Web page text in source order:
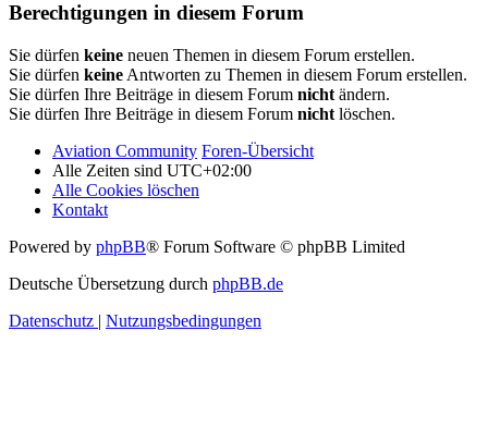
Berechtigungen in diesem Forum
Sie dürfen keine neuen Themen in diesem Forum erstellen.
Sie dürfen keine Antworten zu Themen in diesem Forum erstellen.
Sie dürfen Ihre Beiträge in diesem Forum nicht ändern.
Sie dürfen Ihre Beiträge in diesem Forum nicht löschen.
Aviation Community Foren-Übersicht
Alle Zeiten sind UTC+02:00
Alle Cookies löschen
Kontakt
Powered by phpBB® Forum Software © phpBB Limited
Deutsche Übersetzung durch phpBB.de
Datenschutz | Nutzungsbedingungen